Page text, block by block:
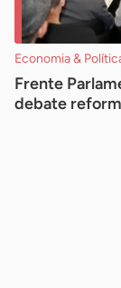
Economia &
Frente
debate